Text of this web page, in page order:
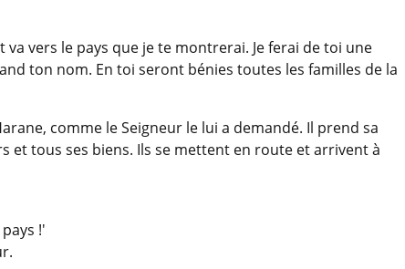
vers le pays que je te montrerai. Je ferai de toi une
ton nom. En toi seront bénies toutes les familles de la
comme le Seigneur le lui a demandé. Il prend sa
et tous ses biens. Ils se mettent en route et arrivent à
!'